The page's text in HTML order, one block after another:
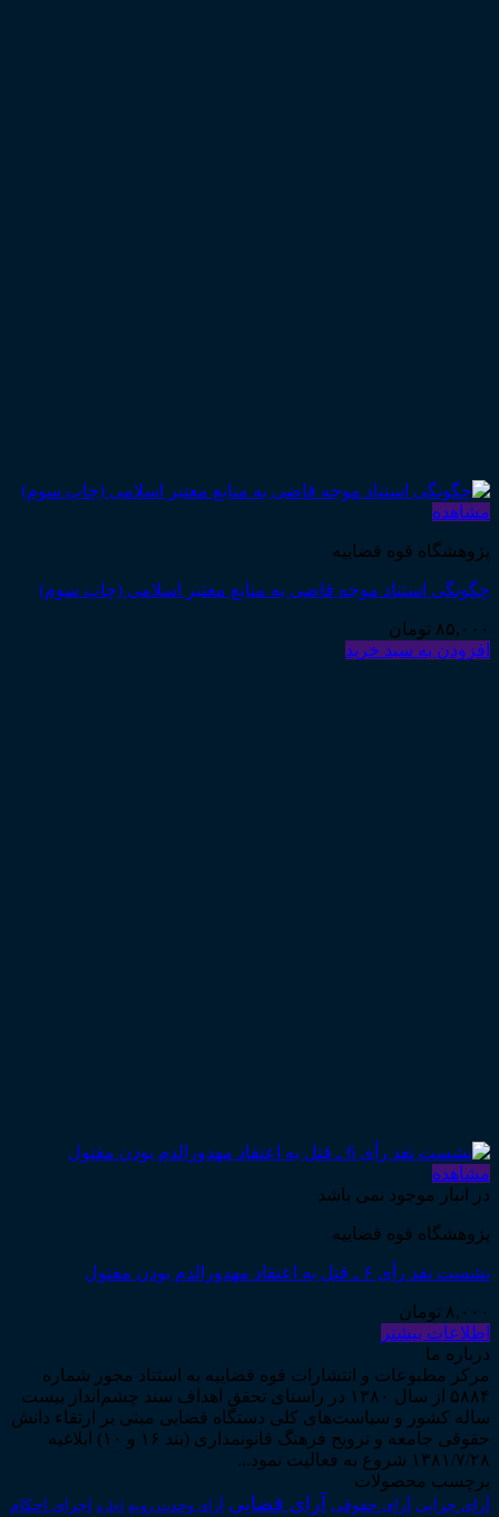
مشاهده
پژوهشگاه قوه قضاییه
چگونگی استناد موجه قاضی به منابع معتبر اسلامی (چاپ سوم)
۸۵,۰۰۰ تومان
افزودن به سبد خرید
مشاهده
در انبار موجود نمی باشد
پژوهشگاه قوه قضاییه
نشست نقد رأی ۶ ـ قتل به اعتقاد مهدورالدم بودن مقتول
۸,۰۰۰ تومان
اطلاعات بیشتر
درباره ما
مرکز مطبوعات و انتشارات قوه قضاییه به استناد مجوز شماره
۵۸۸۴ از سال ۱۳۸۰ در راستای تحقق اهداف سند چشم‌انداز بیست
ساله کشور و سیاست‌های کلی دستگاه قضایی مبنی بر ارتقاء دانش
حقوقی جامعه و ترویج فرهنگ قانونمداری (بند ۱۶ و ۱۰) ابلاغیه
۱۳۸۱/۷/۲۸ شروع به فعالیت نمود...
برچسب محصولات
آرای جزایی آرای حقوقی آرای قضایی آرای وحدت رویه اجاره اجرای احکام